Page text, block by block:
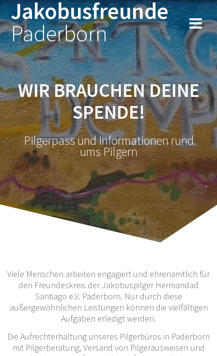
Zum
Inhalt
springen
Jakobusfreunde
Paderborn
WIR BRAUCHEN DEINE
SPENDE!
Pilgerpass und Informationen rund
ums Pilgern
Viele Menschen arbeiten engagiert und ehrenamtlich für
den Freundeskreis der Jakobuspilger Hermandad
Santiago e.V. Paderborn. Nur durch diese
außergewöhnlichen Leistungen können die vielfältigen
Aufgaben erledigt werden.
Die Aufrechterhaltung unseres Pilgerbüros in Paderborn
mit Pilgerberatung, Versand von Pilgerausweisen und